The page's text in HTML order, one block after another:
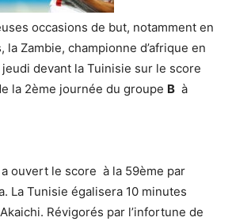
occasions de but, notamment en
la Zambie, championne d’afrique en
jeudi devant la Tuinisie sur le score
la 2ème journée du groupe B à
a ouvert le score à la 59ème par
La Tunisie égalisera 10 minutes
Révigorés par l’infortune de